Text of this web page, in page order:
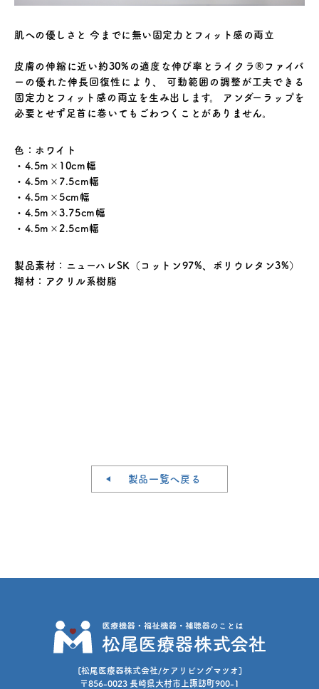
肌への優しさと 今までに無い固定力とフィット感の両立
皮膚の伸縮に近い約30%の適度な伸び率とライクラ®ファイバ
ーの優れた伸長回復性により、 可動範囲の調整が工夫できる
固定力とフィット感の両立を生み出します。 アンダーラップを
必要とせず足首に巻いてもごわつくことがありません。
色：ホワイト
・4.5m×10cm幅
・4.5m×7.5cm幅
・4.5m×5cm幅
・4.5m×3.75cm幅
・4.5m×2.5cm幅
製品素材：ニューハレSK（コットン97%、ポリウレタン3%）
糊材：アクリル系樹脂
製品一覧へ戻る
[松尾医療器株式会社/ケアリビングマツオ]
〒856-0023 長崎県大村市上諏訪町900-1